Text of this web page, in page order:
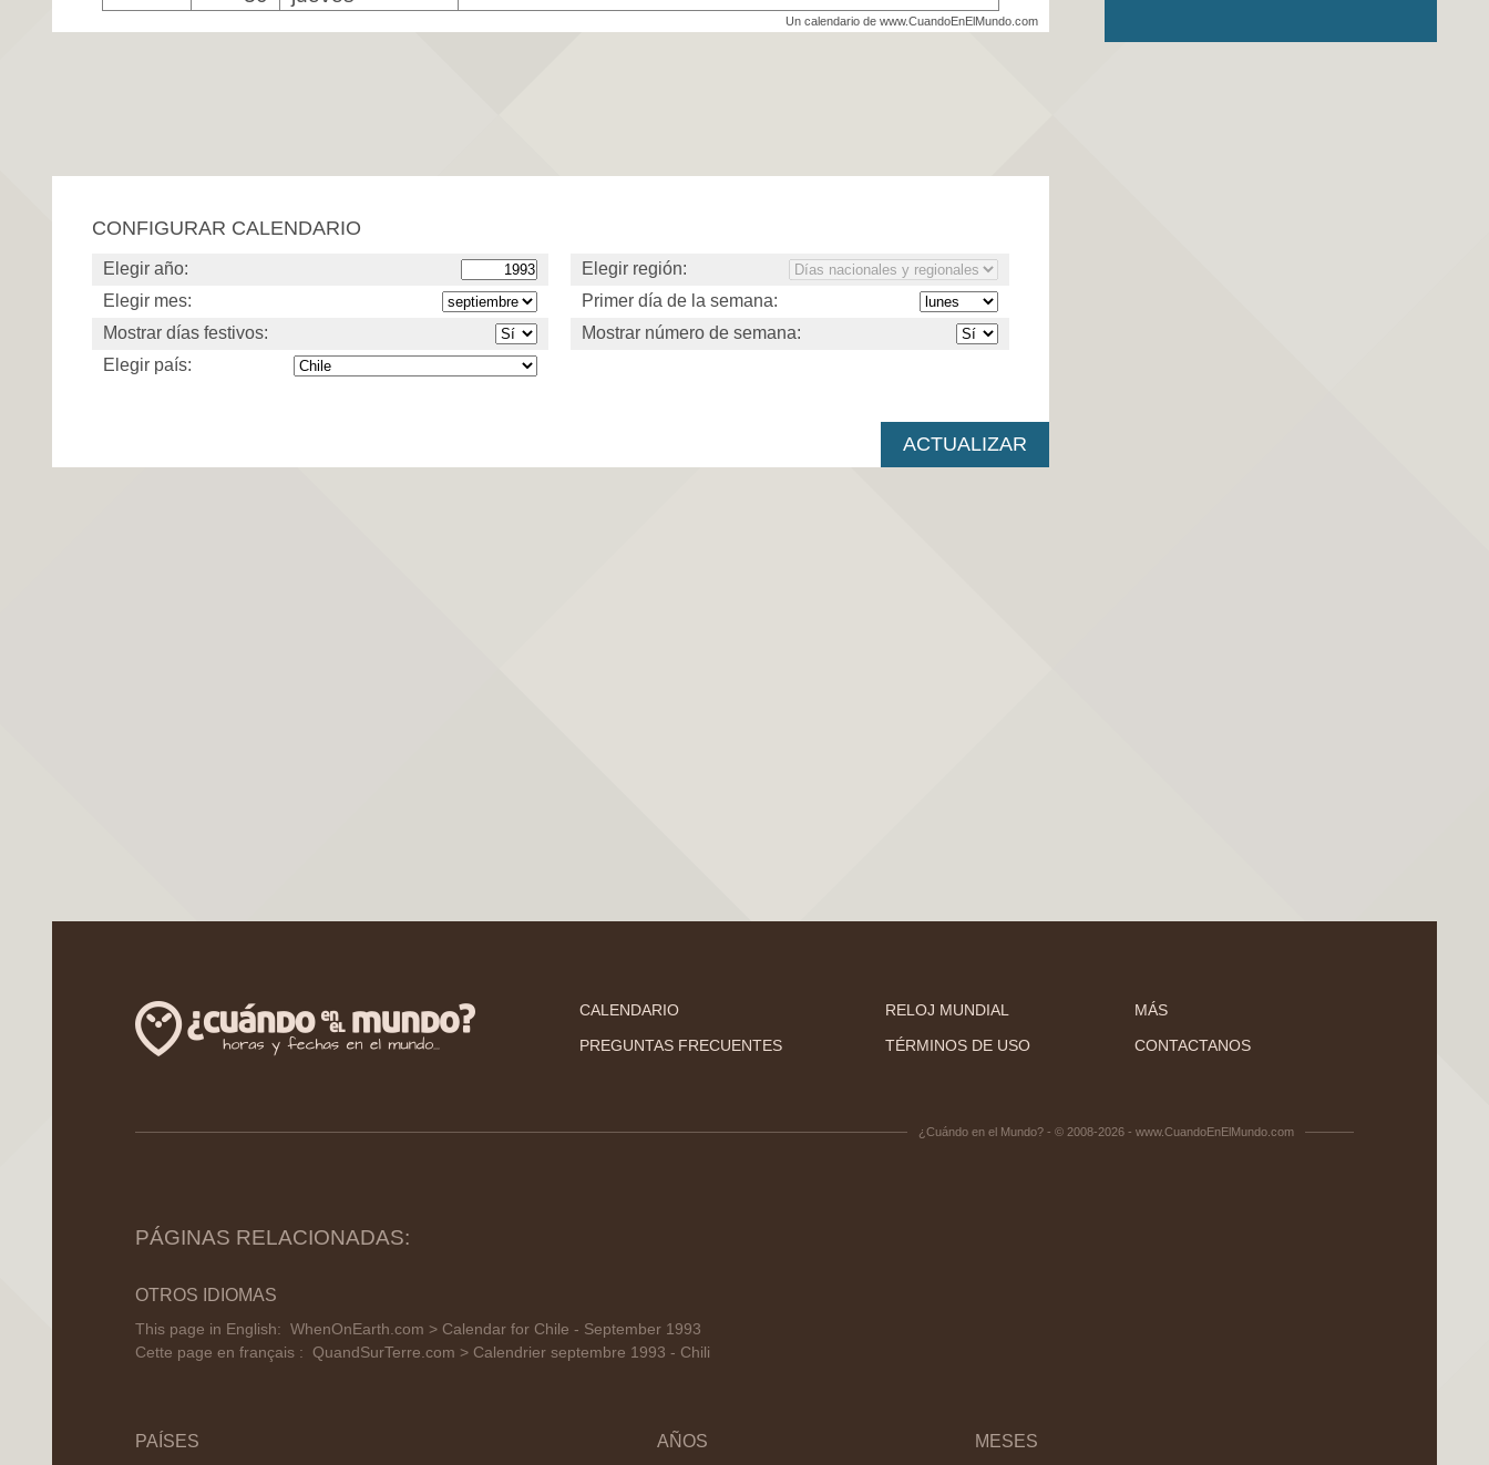
Un calendario de www.CuandoEnElMundo.com
CONFIGURAR CALENDARIO
Elegir año:
Elegir mes:
Mostrar días festivos:
Elegir país:
Elegir región:
Primer día de la semana:
Mostrar número de semana:
CALENDARIO RELOJ MUNDIAL
MÁS
PREGUNTAS FRECUENTES
TÉRMINOS DE USO CONTACTANOS
¿Cuándo en el Mundo? - © 2008-2026 - www.CuandoEnElMundo.com
PÁGINAS RELACIONADAS:
OTROS IDIOMAS
This page in English: WhenOnEarth.com > Calendar for Chile - September 1993
Cette page en français : QuandSurTerre.com > Calendrier septembre 1993 - Chili
PAÍSES AÑOS MESES